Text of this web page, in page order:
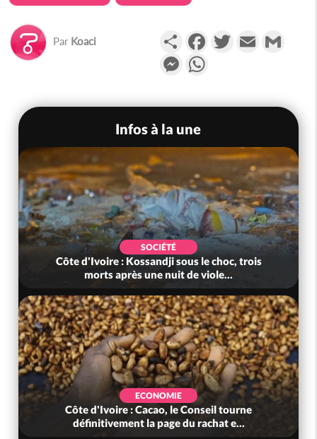
Par Koaci PartagerFacebookTwitterEmail
Messenger
Infos à la une
SOCIÉTÉ
Côte d'Ivoire : Kossandji sous le choc, trois
morts après une nuit de viole...
ECONOMIE
Côte d'Ivoire : Cacao, le Conseil tourne
définitivement la page du rachat e...